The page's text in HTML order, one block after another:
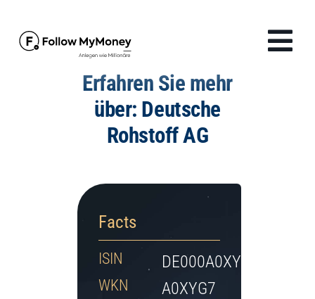
Inhalt
Erfahren Sie mehr
über: Deutsche
Rohstoff AG
Facts
ISIN DE000A0XYG76
WKN A0XYG7